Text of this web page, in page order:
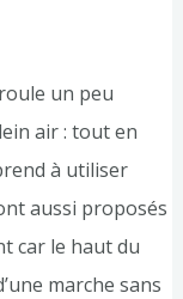
un peu
air : tout en
à utiliser
aussi proposés
car le haut du
marche sans